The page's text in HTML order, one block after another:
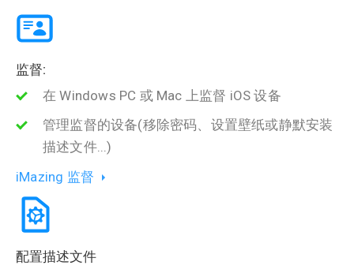
监督:
在 Windows PC 或 Mac 上监督 iOS 设备
管理监督的设备(移除密码、设置壁纸或静默安装
描述文件...)
iMazing 监督
配置描述文件